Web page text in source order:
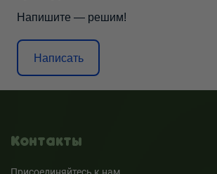
Напишите — решим!
Написать
Контакты